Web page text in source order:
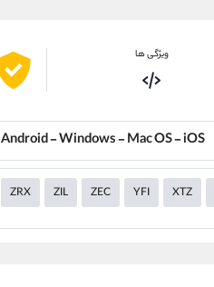
ویژگی ها
Android - Windows - Mac OS - iOS
ZRX ZIL ZEC YFI XTZ